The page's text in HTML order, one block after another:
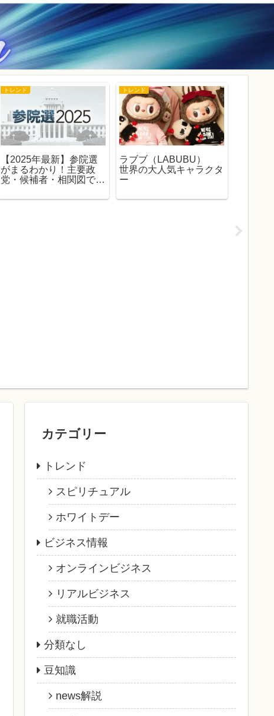
トレンド
【2025年最新】参院選
がまるわかり！主要政
党・候補者・相関図で徹
しい参議院選挙ガイド
トレンド
ラブブ（LABUBU）
世界の大人気キャラクタ
ー
カテゴリー
トレンド
スピリチュアル
ホワイトデー
ビジネス情報
オンラインビジネス
リアルビジネス
就職活動
分類なし
豆知識
news解説